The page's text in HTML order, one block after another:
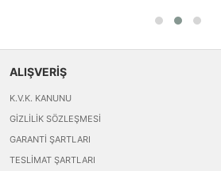
ALIŞVERİŞ
K.V.K. KANUNU
GIZLILIK SÖZLEŞMESI
GARANTI ŞARTLARI
TESLIMAT ŞARTLARI